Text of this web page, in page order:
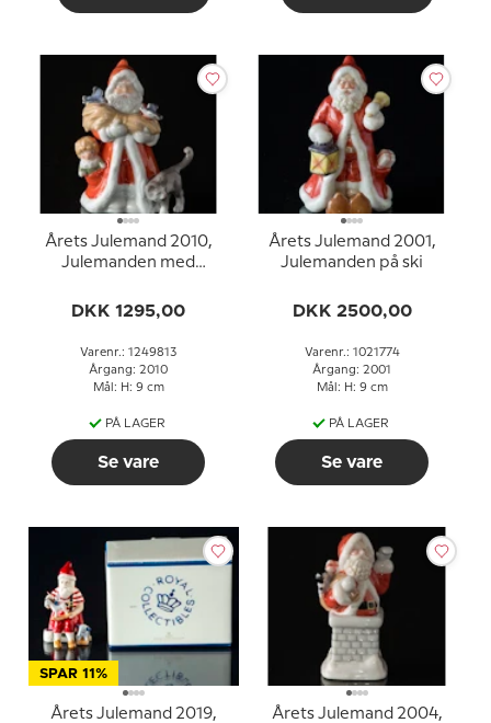
Årets Julemand 2010,
Julemanden med
DKK 1295,00
Varenr.: 1249813
Årgang: 2010
Mål: H: 9 cm
PÅ LAGER
Se vare
Årets Julemand 2001,
Julemanden på ski
DKK 2500,00
Varenr.: 1021774
Årgang: 2001
Mål: H: 9 cm
PÅ LAGER
Se vare
SPAR 11%
Årets Julemand 2019,
Årets Julemand 2004,